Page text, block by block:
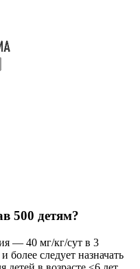
500 детям?
— 40 мг/кг/сут в 3
более следует назначать